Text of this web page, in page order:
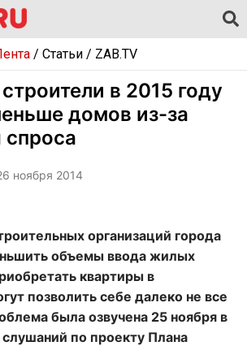
/ Статьи/ ZAB.TV
в 2015 году
домов из-за
спроса
ноября 2014
организаций города
объемы ввода жилых
квартиры в
позволить себе далеко не все
была озвучена 25 ноября в
по проекту Плана